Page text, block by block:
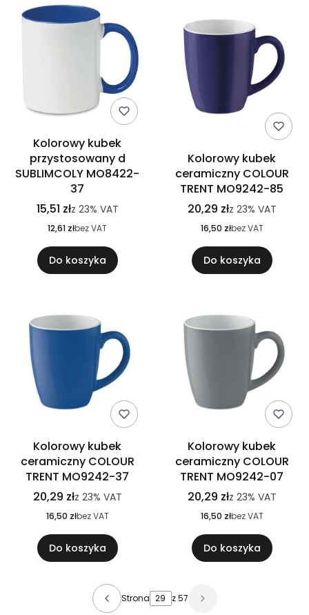
Kolorowy kubek
przystosowany d
SUBLIMCOLY MO8422-
37
15,51 złz 23% VAT
12,61 złbez VAT
Do koszyka
Kolorowy kubek
ceramiczny COLOUR
TRENT MO9242-85
20,29 złz 23% VAT
16,50 złbez VAT
Do koszyka
Kolorowy kubek
ceramiczny COLOUR
TRENT MO9242-37
20,29 złz 23% VAT
16,50 złbez VAT
Do koszyka
Kolorowy kubek
ceramiczny COLOUR
TRENT MO9242-07
20,29 złz 23% VAT
16,50 złbez VAT
Do koszyka
Strona z 57